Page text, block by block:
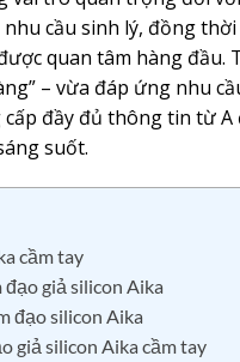
cầu sinh lý, đồng
quan tâm hàng đầu.
– vừa đáp ứng nhu
đầy đủ thông tin từ
suốt.
cầm tay
giả silicon Aika
đạo silicon Aika
giả silicon Aika cầm tay